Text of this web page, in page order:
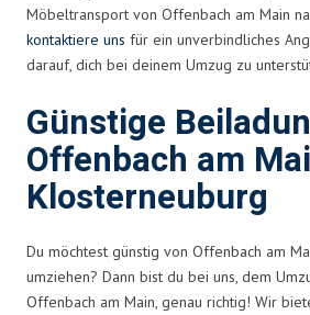
Möbeltransport von Offenbach am Main
kontaktiere uns für ein unverbindliches
darauf, dich bei deinem Umzug zu
Günstige
Offenbach am
Klosterneuburg
Du möchtest günstig von Offenbach am
umziehen? Dann bist du bei uns, dem
Offenbach am Main, genau richtig! Wir